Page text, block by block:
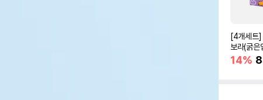
[4개세트]
보라(굵
바모래
14%